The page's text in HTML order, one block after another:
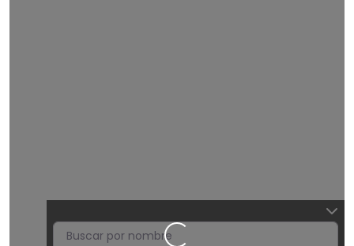
Cargando…